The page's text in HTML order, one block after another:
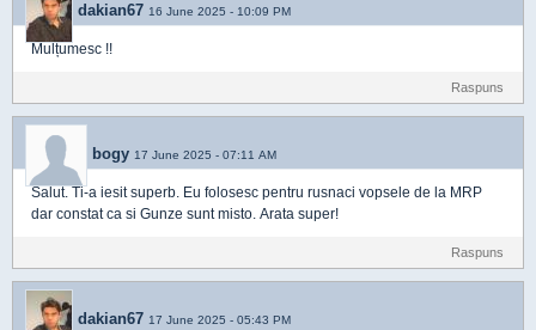
dakian67 16 June 2025 - 10:09 PM
Mulțumesc !!
Raspuns
bogy 17 June 2025 - 07:11 AM
Salut. Ti-a iesit superb. Eu folosesc pentru rusnaci vopsele de la MRP
dar constat ca si Gunze sunt misto. Arata super!
Raspuns
dakian67 17 June 2025 - 05:43 PM